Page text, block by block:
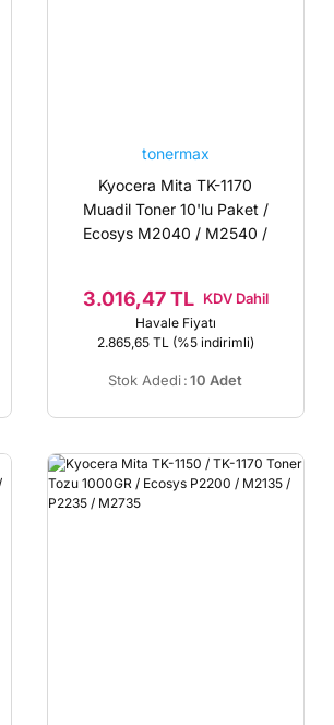
tonermax
Kyocera Mita TK-1170
Muadil Toner 10'lu Paket /
Ecosys M2040 / M2540 /
3.016,47 TL KDV Dahil
Havale Fiyatı
2.865,65 TL (%5 indirimli)
Stok Adedi : 10 Adet